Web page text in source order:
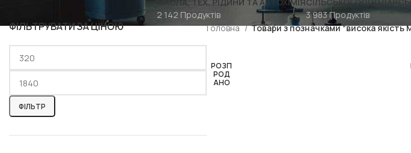
2 142 Продуктів
3 983 Продуктів
ФІЛЬТРУВАТИ ЗА ЦІНОЮ
ФІЛЬТР
Головна Товари з позначками “висока якість
РОЗП
РОД
АНО